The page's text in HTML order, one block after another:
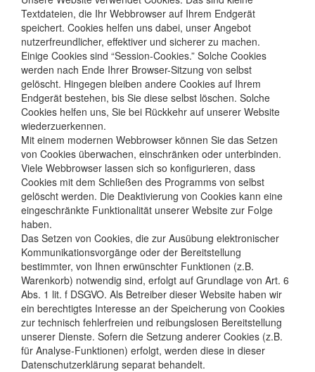
Textdateien, die Ihr Webbrowser auf Ihrem Endgerät
speichert. Cookies helfen uns dabei, unser Angebot
nutzerfreundlicher, effektiver und sicherer zu machen.
Einige Cookies sind “Session-Cookies.” Solche Cookies
werden nach Ende Ihrer Browser-Sitzung von selbst
gelöscht. Hingegen bleiben andere Cookies auf Ihrem
Endgerät bestehen, bis Sie diese selbst löschen. Solche
Cookies helfen uns, Sie bei Rückkehr auf unserer Website
wiederzuerkennen.
Mit einem modernen Webbrowser können Sie das Setzen
von Cookies überwachen, einschränken oder unterbinden.
Viele Webbrowser lassen sich so konfigurieren, dass
Cookies mit dem Schließen des Programms von selbst
gelöscht werden. Die Deaktivierung von Cookies kann eine
eingeschränkte Funktionalität unserer Website zur Folge
haben.
Das Setzen von Cookies, die zur Ausübung elektronischer
Kommunikationsvorgänge oder der Bereitstellung
bestimmter, von Ihnen erwünschter Funktionen (z.B.
Warenkorb) notwendig sind, erfolgt auf Grundlage von Art. 6
Abs. 1 lit. f DSGVO. Als Betreiber dieser Website haben wir
ein berechtigtes Interesse an der Speicherung von Cookies
zur technisch fehlerfreien und reibungslosen Bereitstellung
unserer Dienste. Sofern die Setzung anderer Cookies (z.B.
für Analyse-Funktionen) erfolgt, werden diese in dieser
Datenschutzerklärung separat behandelt.